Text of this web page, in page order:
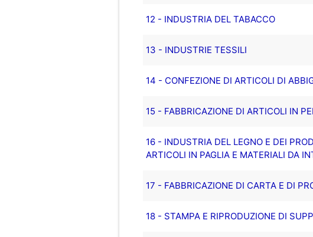
12 - INDUSTRIA DEL TABACCO
13 - INDUSTRIE TESSILI
14 - CONFEZIONE DI ARTICOLI DI
15 - FABBRICAZIONE DI ARTICOLI IN
16 - INDUSTRIA DEL LEGNO E DEI
ARTICOLI IN PAGLIA E MATERIALI DA
17 - FABBRICAZIONE DI CARTA E DI
18 - STAMPA E RIPRODUZIONE DI